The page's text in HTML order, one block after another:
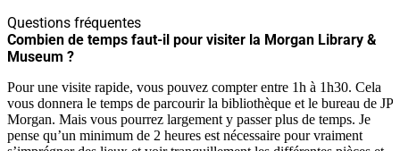
Questions fréquentes
Combien de temps faut-il pour visiter la Morgan Library &
Museum ?
Pour une visite rapide, vous pouvez compter entre 1h à 1h30. Cela
vous donnera le temps de parcourir la bibliothèque et le bureau de JP
Morgan. Mais vous pourrez largement y passer plus de temps. Je
pense qu’un minimum de 2 heures est nécessaire pour vraiment